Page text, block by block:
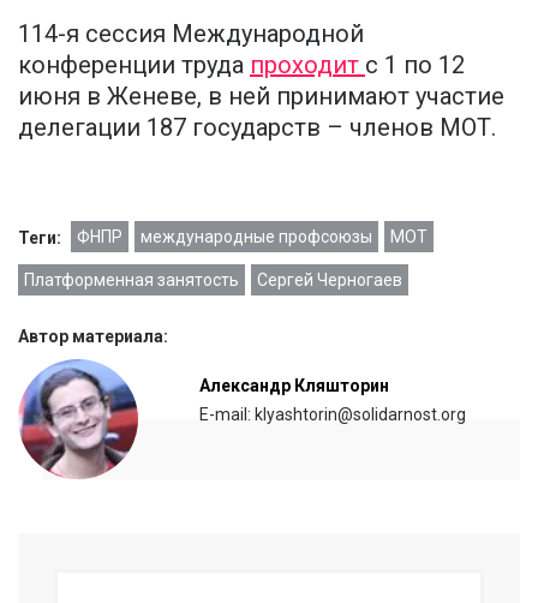
114-я сессия Международной
конференции труда проходит с 1 по 12
июня в Женеве, в ней принимают участие
делегации 187 государств – членов МОТ.
Теги: ФНПР международные профсоюзы МОТ
Платформенная занятость Сергей Черногаев
Автор материала:
Александр Кляшторин
E-mail: klyashtorin@solidarnost.org